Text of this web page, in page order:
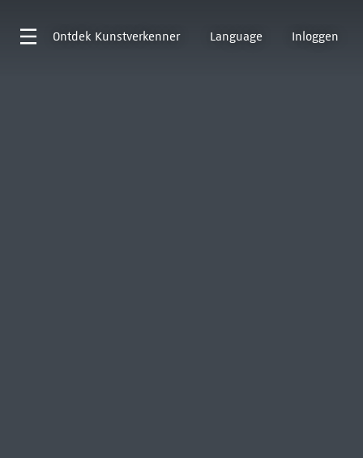
Ontdek Kunstverkenner Language Inloggen